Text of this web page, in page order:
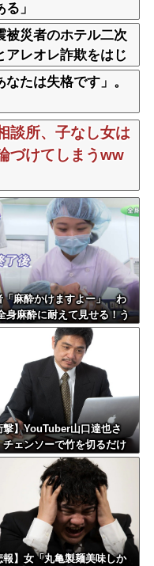
」
被災者のホテル二次
アレオレ詐欺をはじ
たは失格です」。
談所、子なし女は
づけてしまうww
「麻酔かけますよー」 わ
身麻酔に耐えて見せる！う
おおおお！！！！)
撃】YouTuber山口達也さ
チェンソーで竹を切るだけ
万再生を突破してしまう←
、こう言うのでいいんだよ
w w w w w w w
報】女「丸亀製麺美味しか